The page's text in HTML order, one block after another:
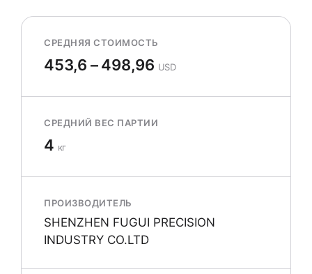
СРЕДНЯЯ СТОИМОСТЬ
453,6 – 498,96 USD
СРЕДНИЙ ВЕС ПАРТИИ
4 кг
ПРОИЗВОДИТЕЛЬ
SHENZHEN FUGUI PRECISION
INDUSTRY CO.LTD